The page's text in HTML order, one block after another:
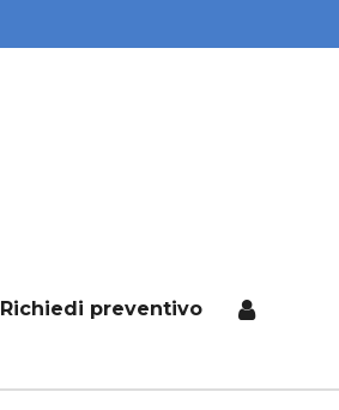
Richiedi preventivo